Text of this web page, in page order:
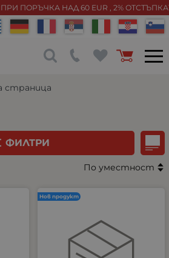
ПОРЪЧКА НАД 60 EUR , 2%
страница
ФИЛТРИ
По уместност
Нов продукт